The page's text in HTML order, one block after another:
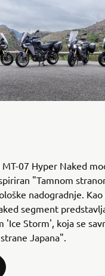
07 Hyper Naked
"Tamnom
nadogradnje.
segment
'Ice Storm', koja se
Japana".